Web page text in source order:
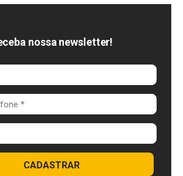
e
o
o
k
e
I
n
t
A
p
p
nossa newsletter!
CADASTRAR